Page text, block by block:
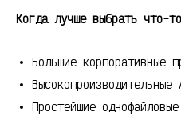
Когда лучше выбрать что-
Большие корпоративные
Простейшие